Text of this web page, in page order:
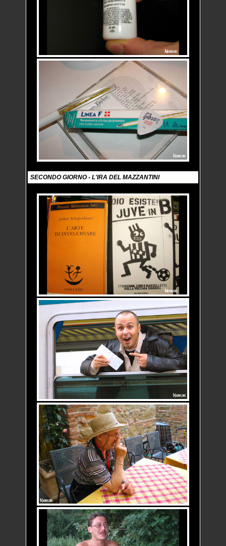
SECONDO GIORNO - L'IRA DEL MAZZANTINI